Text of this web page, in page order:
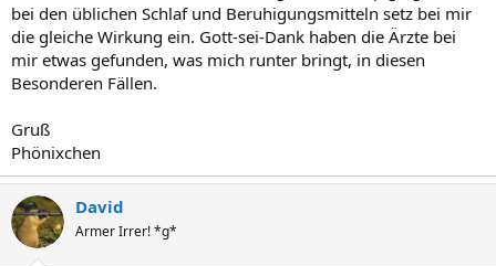
bei den üblichen Schlaf und Beruhigungsmitteln setz bei mir
die gleiche Wirkung ein. Gott-sei-Dank haben die Ärzte bei
mir etwas gefunden, was mich runter bringt, in diesen
Besonderen Fällen.
Gruß
Phönixchen
David
Armer Irrer! *g*